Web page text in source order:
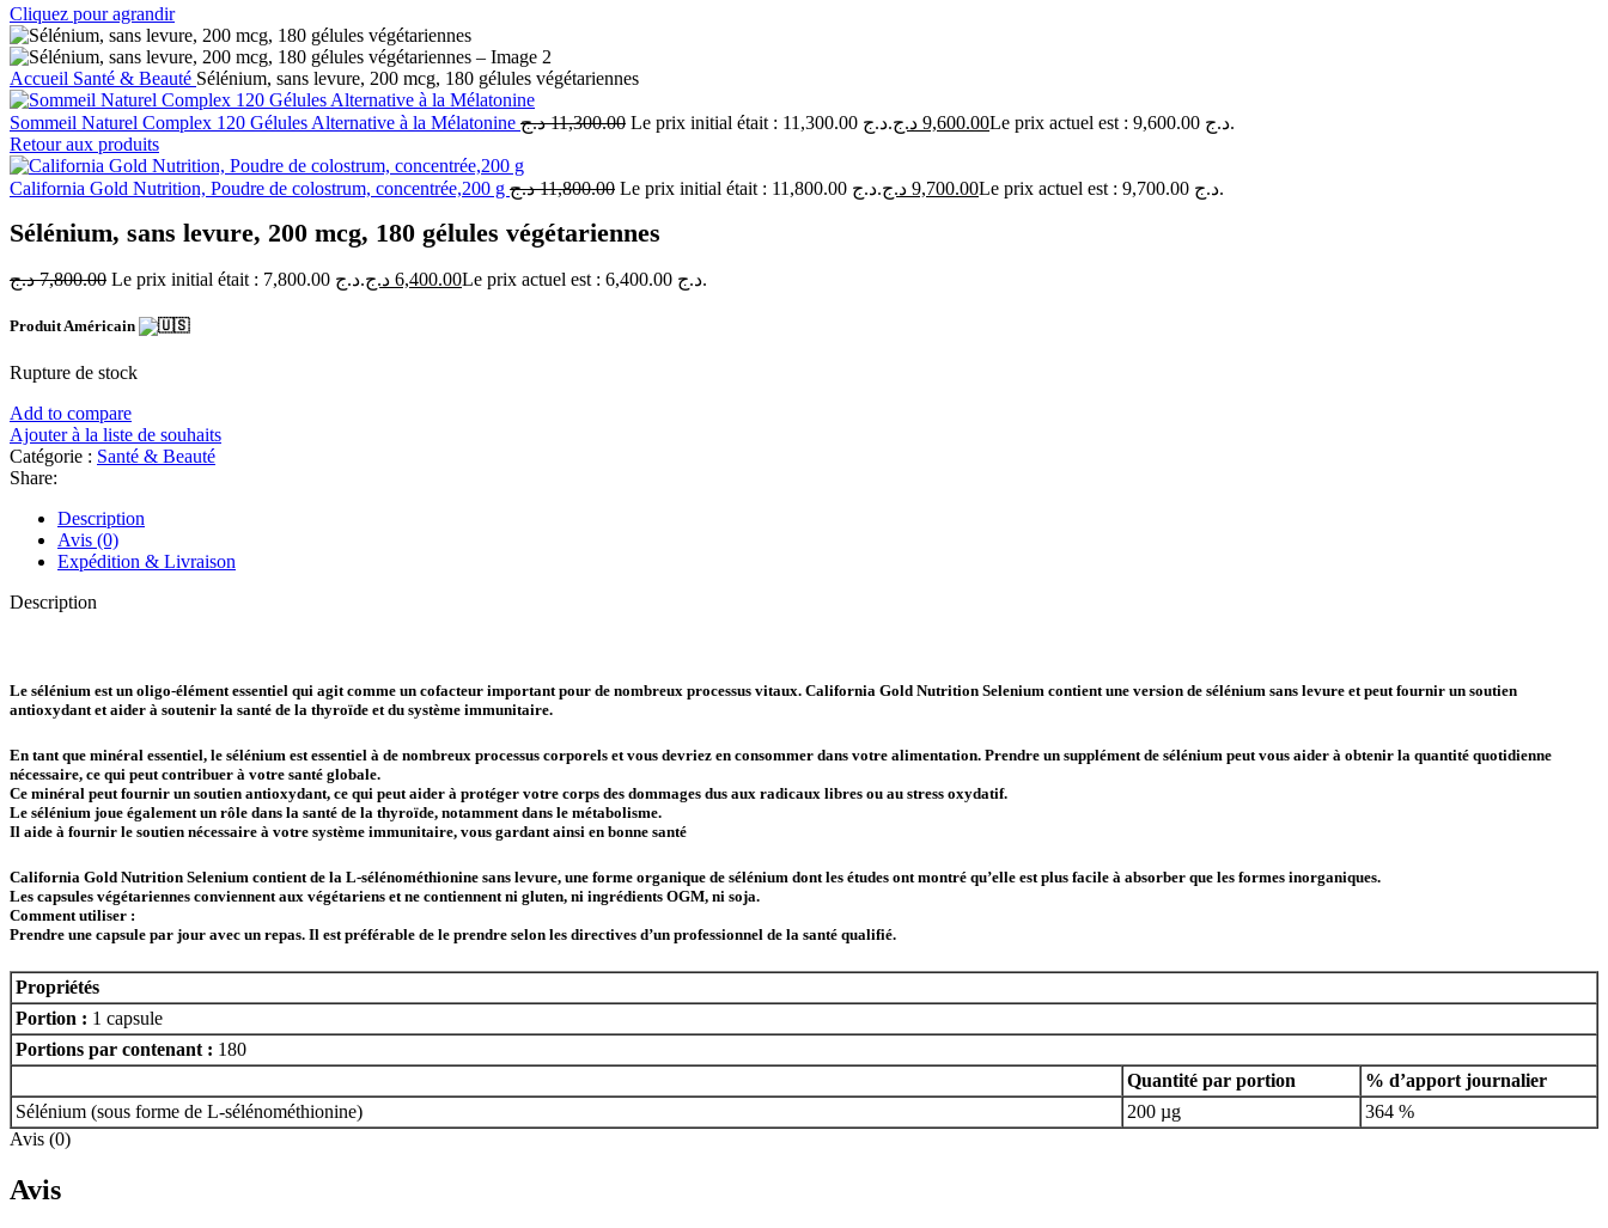
Cliquez pour agrandir
Accueil Santé & Beauté Sélénium, sans levure, 200 mcg, 180 gélules végétariennes
Sommeil Naturel Complex 120 Gélules Alternative à la Mélatonine 11,300.00 د.ج Le prix initial était : 11,300.00 د.ج. 9,600.00 د.ج
Le prix actuel est : 9,600.00 د.ج.
Retour aux produits
California Gold Nutrition, Poudre de colostrum, concentrée,200 g 11,800.00 د.ج Le prix initial était : 11,800.00 د.ج. 9,700.00 د.ج Le prix actuel est : 9,700.00 د.ج.
Sélénium, sans levure, 200 mcg, 180 gélules végétariennes
7,800.00 د.ج Le prix initial était : 7,800.00 د.ج. 6,400.00 د.ج Le prix actuel est : 6,400.00 د.ج.
Produit Américain
Rupture de stock
Add to compare
Ajouter à la liste de souhaits
Catégorie : Santé & Beauté
Share:
Description
Avis (0)
Expédition & Livraison
Description
Le sélénium est un oligo-élément essentiel qui agit comme un cofacteur important pour de nombreux processus vitaux. California Gold Nutrition Selenium contient une version de sélénium sans levure et peut fournir un soutien
antioxydant et aider à soutenir la santé de la thyroïde et du système immunitaire.
En tant que minéral essentiel, le sélénium est essentiel à de nombreux processus corporels et vous devriez en consommer dans votre alimentation. Prendre un supplément de sélénium peut vous aider à obtenir la quantité quotidienne
nécessaire, ce qui peut contribuer à votre santé globale.
Ce minéral peut fournir un soutien antioxydant, ce qui peut aider à protéger votre corps des dommages dus aux radicaux libres ou au stress oxydatif.
Le sélénium joue également un rôle dans la santé de la thyroïde, notamment dans le métabolisme.
Il aide à fournir le soutien nécessaire à votre système immunitaire, vous gardant ainsi en bonne santé
California Gold Nutrition Selenium contient de la L-sélénométhionine sans levure, une forme organique de sélénium dont les études ont montré qu’elle est plus facile à absorber que les formes inorganiques.
Les capsules végétariennes conviennent aux végétariens et ne contiennent ni gluten, ni ingrédients OGM, ni soja.
Comment utiliser :
Prendre une capsule par jour avec un repas. Il est préférable de le prendre selon les directives d’un professionnel de la santé qualifié.
Propriétés
Portion : 1 capsule
Portions par contenant : 180
Quantité par portion
% d’apport journalier
Sélénium (sous forme de L-sélénométhionine)
200 µg
364 %
Avis (0)
Avis